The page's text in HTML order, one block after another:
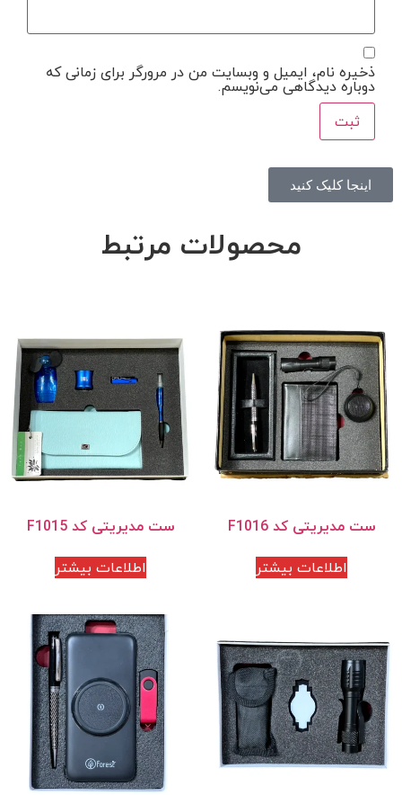
ذخیره نام، ایمیل و وبسایت من در مرورگر برای زمانی که
دوباره دیدگاهی می‌نویسم.
اینجا کلیک کنید
محصولات مرتبط
ست مدیریتی کد F1016
اطلاعات بیشتر
ست مدیریتی کد F1015
اطلاعات بیشتر